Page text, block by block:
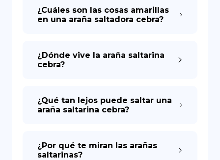
DE
¿Cuáles son las cosas amarillas
en una araña saltadora cebra?
¿Dónde vive la araña saltarina
cebra?
¿Qué tan lejos puede saltar una
araña saltarina cebra?
¿Por qué te miran las arañas
saltarinas?